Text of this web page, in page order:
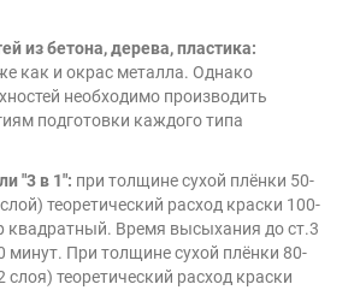
из бетона, дерева, пластика:
как и окрас металла. Однако
необходимо производить
подготовки каждого типа
"3 в 1": при толщине сухой плёнки 50-
теоретический расход краски 100-
квадратный. Время высыхания до ст.3
минут. При толщине сухой плёнки 80-
теоретический расход краски